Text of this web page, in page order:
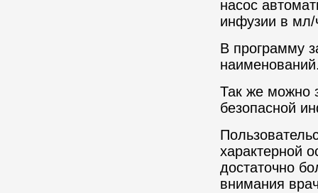
насос
инфузии в мл/
В программу
Так же можно
безопасной
характерной
достаточно
внимания